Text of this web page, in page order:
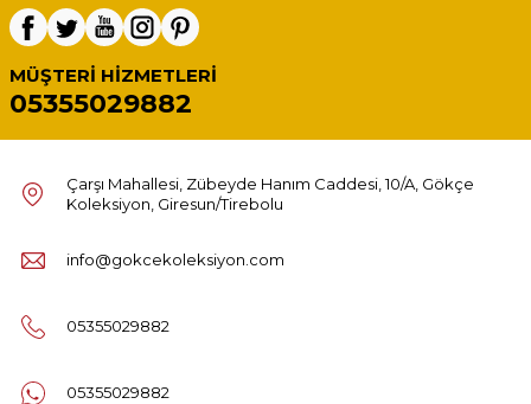
MÜŞTERI HIZMETLERI
05355029882
Çarşı Mahallesi, Zübeyde Hanım Caddesi, 10/A, Gökçe
Koleksiyon, Giresun/Tirebolu
info@gokcekoleksiyon.com
05355029882
05355029882